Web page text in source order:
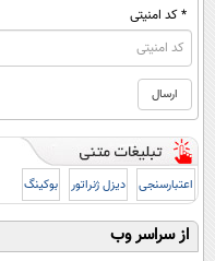
* کد امنیتی
اعتبارسنجی دیزل ژنراتور بوکینگ
از سراسر وب